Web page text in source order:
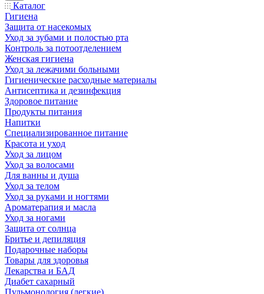
Каталог
Гигиена
Защита от насекомых
Уход за зубами и полостью рта
Контроль за потоотделением
Женская гигиена
Уход за лежачими больными
Гигиенические расходные материалы
Антисептика и дезинфекция
Здоровое питание
Продукты питания
Напитки
Специализированное питание
Красота и уход
Уход за лицом
Уход за волосами
Для ванны и душа
Уход за телом
Уход за руками и ногтями
Ароматерапия и масла
Уход за ногами
Защита от солнца
Бритье и депиляция
Подарочные наборы
Товары для здоровья
Лекарства и БАД
Диабет сахарный
Пульмонология (легкие)